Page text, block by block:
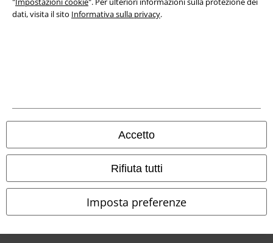
dati, visita il sito Informativa sulla privacy.
Accetto
Rifiuta tutti
Imposta preferenze
Legge sulla Privacy
Impostazioni cookie
Esercita Recesso